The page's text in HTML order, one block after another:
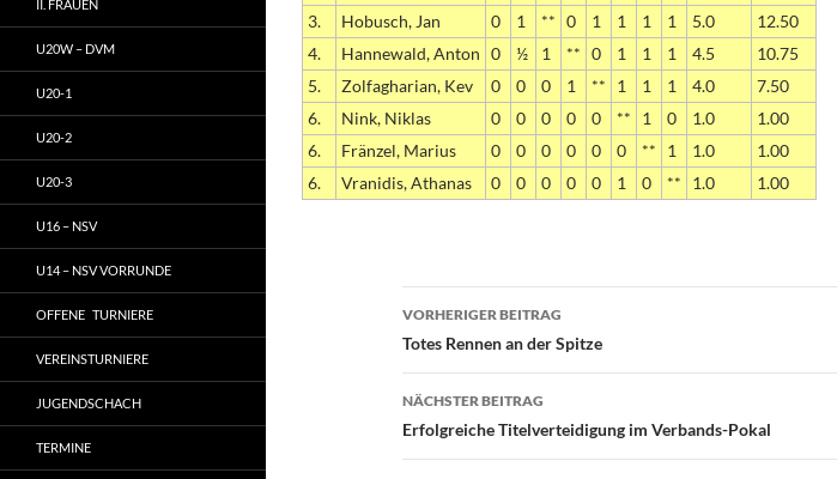
3.
Hobusch, Jan 0 1 ** 0 1 1 1 1 5.0
12.50
4.
Hannewald, Anton 0 ½ 1 ** 0 1 1 1 4.5
10.75
5.
Zolfagharian, Kev 0 0 0 1 ** 1 1 1 4.0
7.50
6.
Nink, Niklas 0 0 0 0 0 ** 1 0 1.0
1.00
6.
Fränzel, Marius 0 0 0 0 0 0 ** 1 1.0
1.00
6.
Vranidis, Athanas 0 0 0 0 0 1 0 ** 1.0 1.00
Beitragsnavigation
VORHERIGER BEITRAG
Totes Rennen an der Spitze
NÄCHSTER BEITRAG
Erfolgreiche Titelverteidigung im Verbands-Pokal
II. FRAUEN
U20W – DVM
U20-1
U20-2
U20-3
U16 – NSV
U14 – NSV VORRUNDE
OFFENE TURNIERE
VEREINSTURNIERE
JUGENDSCHACH
TERMINE